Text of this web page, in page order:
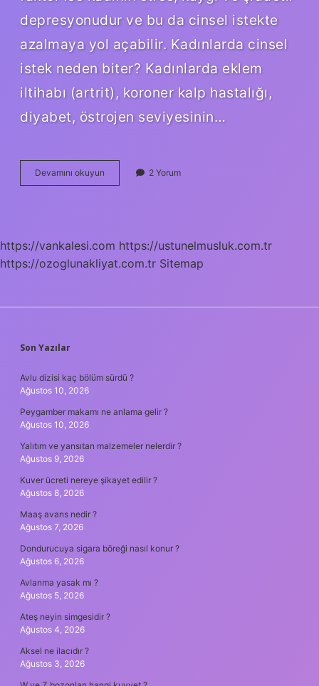
depresyonudur ve bu da cinsel istekte
azalmaya yol açabilir. Kadınlarda cinsel
istek neden biter? Kadınlarda eklem
iltihabı (artrit), koroner kalp hastalığı,
diyabet, östrojen seviyesinin…
Devamını okuyun
Neden
2 Yorum
https://vankalesi.com https://ustunelmusluk.com.tr
https://ozoglunakliyat.com.tr Sitemap
SIDEBAR
Son Yazılar
Avlu dizisi kaç bölüm sürdü ?
Ağustos 10, 2026
Peygamber makamı ne anlama gelir ?
Ağustos 10, 2026
Yalıtım ve yansıtan malzemeler nelerdir ?
Ağustos 9, 2026
Kuver ücreti nereye şikayet edilir ?
Ağustos 8, 2026
Maaş avans nedir ?
Ağustos 7, 2026
Dondurucuya sigara böreği nasıl konur ?
Ağustos 6, 2026
Avlanma yasak mı ?
Ağustos 5, 2026
Ateş neyin simgesidir ?
Ağustos 4, 2026
Aksel ne ilacıdır ?
Ağustos 3, 2026